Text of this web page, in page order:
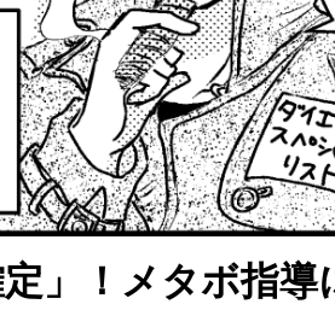
」！メタボ指導